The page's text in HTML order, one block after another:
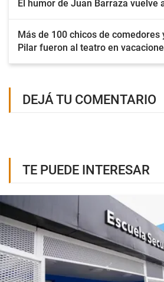
El humor de Juan Barraza vuelve
Más de 100 chicos de comedores
Pilar fueron al teatro en
DEJÁ TU COMENTARIO
TE PUEDE INTERESAR